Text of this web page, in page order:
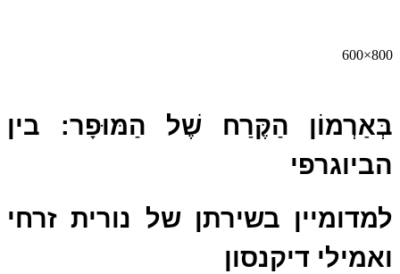
800×600
בְּאַרְמוֹן הַקֶּרַח שֶׁל הַמּוּפָר: בין
הביוגרפי
למדומיין בשירתן של נורית זרחי
ואמילי דיקנסון